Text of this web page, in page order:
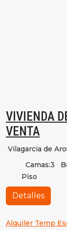
VIVIENDA
VENTA
Vilagarcia de
Camas:3
Piso
Detalles
Alquiler Temp